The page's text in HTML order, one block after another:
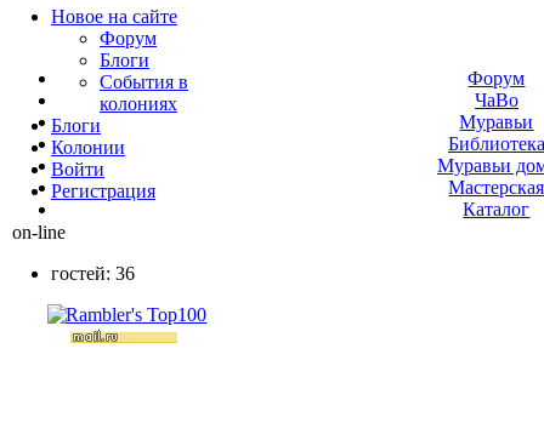
Новое на сайте
Форум
Блоги
События в
колониях
Блоги
Колонии
Войти
Peгиcтpaция
on-line
гостей: 36
Форум
ЧаВо
Муравьи
Библиотека
Муравьи
Мастерская
Каталог